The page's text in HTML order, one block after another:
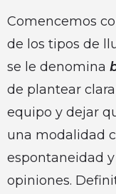
Comencemos
de los tipos de
se le denomina
de plantear
equipo y dejar
una modalidad
espontaneidad
opiniones.